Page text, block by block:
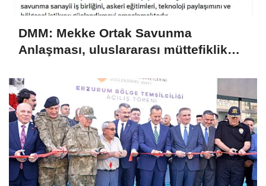
DMM: Mekke Ortak Savunma
Anlaşması, uluslararası müttefiklik